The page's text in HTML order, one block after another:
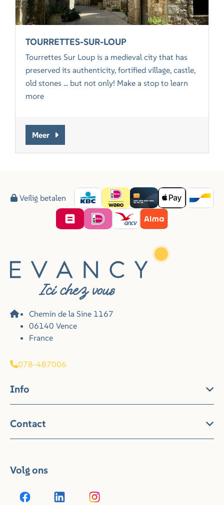
TOURRETTES-SUR-LOUP
Tourrettes Sur Loup is a medieval city that has
preserved its authenticity, fortified village, castle,
old stones ... but not only! Make a stop to learn
more
Meer
Veilig betalen
Chemin de la Sine 1167
06140 Vence
France
078-487006
Info
Contact
Volg ons